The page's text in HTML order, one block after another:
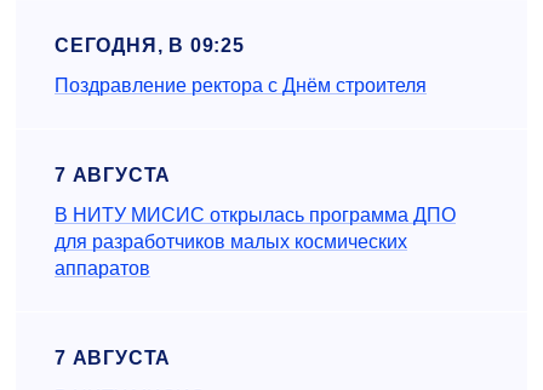
СЕГОДНЯ, В 09:25
Поздравление ректора с Днём строителя
7 АВГУСТА
В НИТУ МИСИС открылась программа ДПО
для разработчиков малых космических
аппаратов
7 АВГУСТА